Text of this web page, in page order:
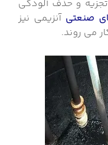
و حذف آلودگی
صنعتی آنزیمی نیز
می روند.